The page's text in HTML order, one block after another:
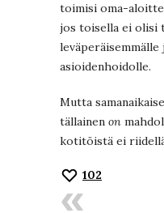
toimisi oma-
jos toisella ei olisi
leväperäisemmälle
asioidenhoidolle.
Mutta
tällainen on
kotitöistä ei
102